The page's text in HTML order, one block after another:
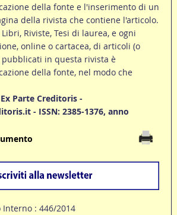
della fonte e l'inserimento di un
della rivista che contiene l'articolo.
Riviste, Tesi di laurea, e ogni
online o cartacea, di articoli (o
in questa rivista è
della fonte, nel modo che
Parte Creditoris -
- ISSN: 2385-1376, anno
: 446/2014